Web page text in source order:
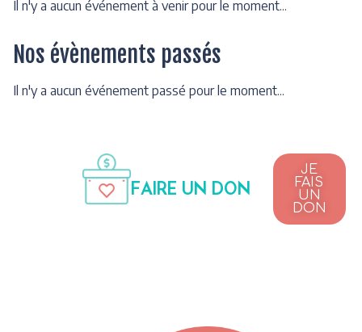
Il n'y a aucun événement à venir pour le moment...
Nos évènements passés
Il n'y a aucun événement passé pour le moment...
FAIRE UN DON
JE
FAIS
UN
DON